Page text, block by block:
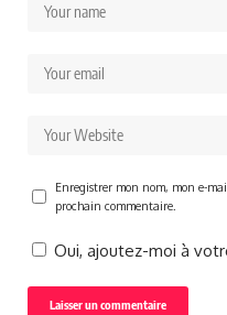
Enregistrer mon nom, mon e-
prochain commentaire.
Oui, ajoutez-moi à